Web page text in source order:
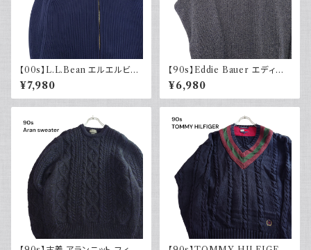
【00s】L.L.Bean エルエルビー
ン ドライバーズニット リブ編み
ネイビー セーター コットンニッ
ト 古着 アウトドア
¥7,980
【90s】Eddie Bauer エディー
バウアー コットンニット ハーフ
ジップ USA製 グレー 90年代
古着
¥6,980